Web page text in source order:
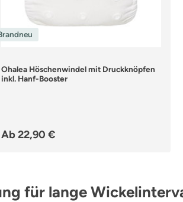
Ohalea Höschenwindel mit Druckknöpfen
inkl. Hanf-Booster
Regulärer Preis:
Ab22,90 €
für lange